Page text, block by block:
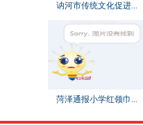
讷河市传统文化促进...
菏泽通报小学红领巾...